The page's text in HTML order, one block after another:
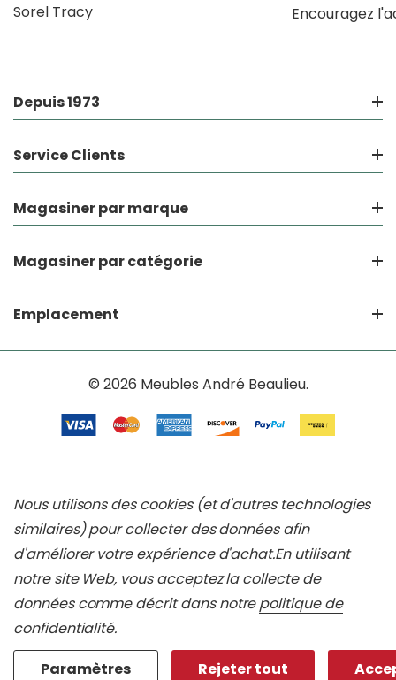
Sorel Tracy
Encouragez
Depuis 1973
Service Clients
Magasiner par marque
Magasiner par catégorie
Emplacement
© 2026 Meubles André Beaulieu.
Nous utilisons des cookies (et d'autres technologies
similaires) pour collecter des données afin
d'améliorer votre expérience d'achat.En utilisant
notre site Web, vous acceptez la collecte de
données comme décrit dans notrepolitique de
confidentialité.
Paramètres
Rejeter tout